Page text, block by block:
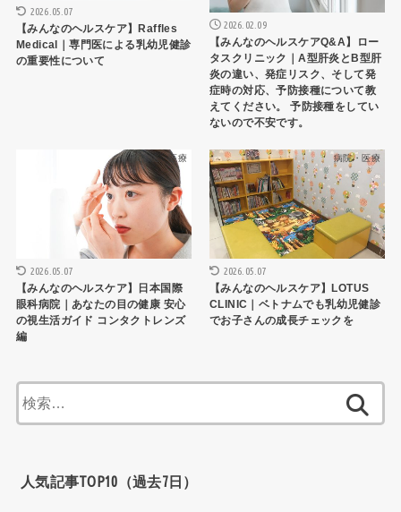
2026.05.07
【みんなのヘルスケア】Raffles
Medical｜専門医による乳幼児健診
の重要性について
2026.02.09
【みんなのヘルスケアQ&A】ロー
タスクリニック｜A型肝炎とB型肝
炎の違い、発症リスク、そして発
症時の対応、予防接種について教
えてください。 予防接種をしてい
ないので不安です。
病院・医療
2026.05.07
【みんなのヘルスケア】日本国際
眼科病院｜あなたの目の健康 安心
の視生活ガイド コンタクトレンズ
編
病院・医療
2026.05.07
【みんなのヘルスケア】LOTUS
CLINIC｜ベトナムでも乳幼児健診
でお子さんの成長チェックを
索:
人気記事TOP10（過去7日）